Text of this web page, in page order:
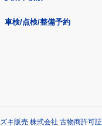
車検/点検/整備予約
キ販売 株式会社 古物商許可